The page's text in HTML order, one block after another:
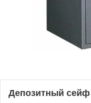
Депозитный сейф